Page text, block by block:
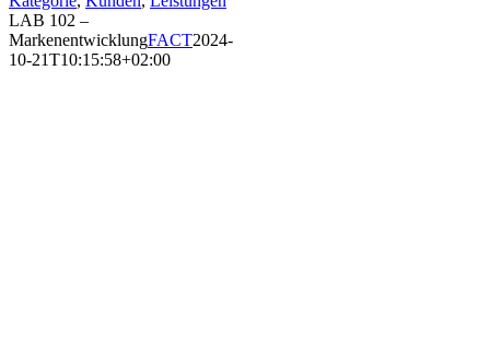
LAB 102 –
MarkenentwicklungFACT2024-
10-21T10:15:58+02:00